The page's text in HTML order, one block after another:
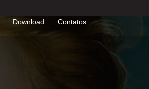
Download Contatos